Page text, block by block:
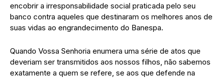
encobrir a irresponsabilidade social praticada pelo seu
banco contra aqueles que destinaram os melhores anos de
suas vidas ao engrandecimento do Banespa.
Quando Vossa Senhoria enumera uma série de atos que
deveriam ser transmitidos aos nossos filhos, não sabemos
exatamente a quem se refere, se aos que defende na